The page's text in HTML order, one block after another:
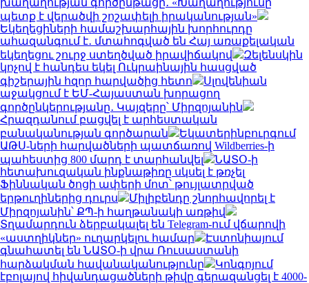
պետք է վերածվի շոշափելի իրականության»
Եկեղեցիների համաշխարհային խորհուրդը
ահազանգում է․ մտահոգված են Հայ առաքելական
եկեղեցու շուրջ ստեղծված իրավիճակով
Զելենսկին
կոչով է հանդես եկել Ուկրաինային հասցված
գիշերային հզոր հարվածից հետո
Սլովենիան
աջակցում է ԵՄ-Հայաստան խորացող
գործընկերությանը․ Կայզերը՝ Միրզոյանին
Հրազդանում բացվել է արհեստական
բանականության գործարան
Եկատերինբուրգում
ԱԹՍ-ների հարվածների պատճառով Wildberries-ի
պահեստից 800 մարդ է տարհանվել
ՆԱՏՕ-ի
հետախուզական ինքնաթիռը սկսել է թռչել
Ֆիննական ծոցի ափերի մոտ՝ թույլատրված
երթուղիներից դուրս
Միլիբենդը շնորհավորել է
Միրզոյանին՝ ՔՊ-ի հաղթանակի առթիվ
Տղամարդուն ձերբակալել են Telegram-ում վճարովի
«աստղիկներ» ուղարկելու համար
Էստոնիայում
գնահատել են ՆԱՏՕ-ի վրա Ռուսաստանի
հարձակման հավանականությունը
Կոնգոյում
էբոլայով հիվանդացածների թիվը գերազանցել է 4000-